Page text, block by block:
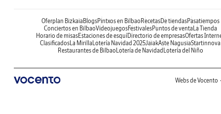
Oferplan BizkaiaBlogsPintxos en BilbaoRecetasDe tiendasPasatiempos
Conciertos en BilbaoVideojuegosFestivalesPuntos de ventaLa Tienda
Horario de misasEstaciones de esquíDirectorio de empresasOfertas
ClasificadosLa MirillaLotería Navidad 2025JaiakAste NagusiaStartinnova
Restaurantes de BilbaoLotería de NavidadLotería del Niño
Webs de Vocento